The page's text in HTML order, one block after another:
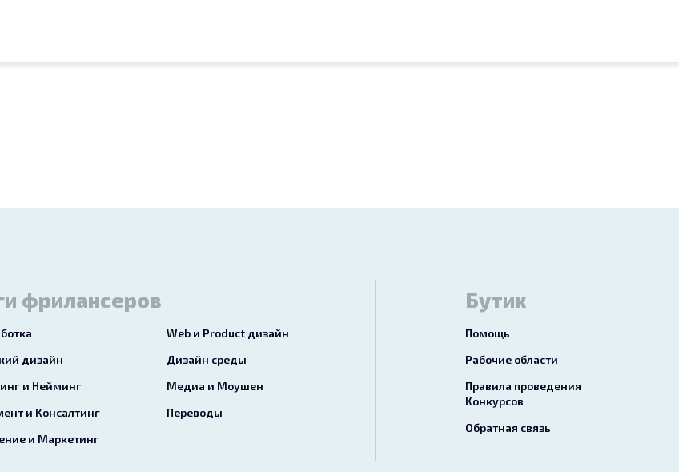
фрилансеров
Web и Product дизайн
дизайн
Дизайн среды
и Нейминг
Медиа и Моушен
и Консалтинг
Переводы
и Маркетинг
Бутик
Помощь
Рабочие области
Правила проведения
Конкурсов
Обратная связь